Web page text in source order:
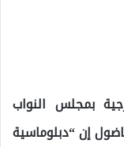
بمجلس النواب
إن “دبلوماسية